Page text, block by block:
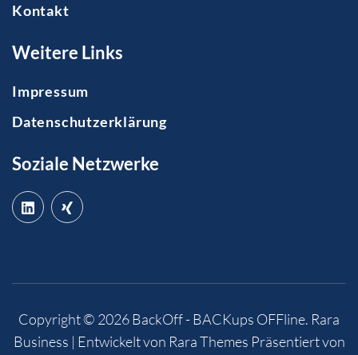
Kontakt
Weitere Links
Impressum
Datenschutzerklärung
Soziale Netzwerke
Copyright © 2026BackOff - BACKups OFFline. Rara
Business | Entwickelt von Rara Themes Präsentiert von